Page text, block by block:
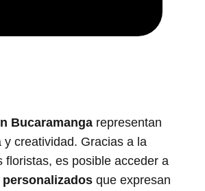
Bucaramanga representan
y creatividad. Gracias a la
floristas, es posible acceder a
que expresan